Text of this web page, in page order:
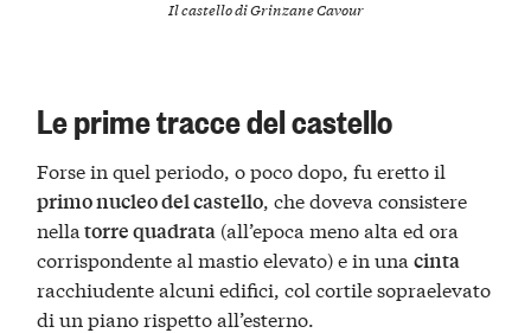
Il castello di Grinzane Cavour
Le prime tracce del castello
Forse in quel periodo, o poco dopo, fu eretto il
primo nucleo del castello, che doveva consistere
nella torre quadrata (all’epoca meno alta ed ora
corrispondente al mastio elevato) e in unacinta
racchiudente alcuni edifici, col cortile sopraelevato
di un piano rispetto all’esterno.